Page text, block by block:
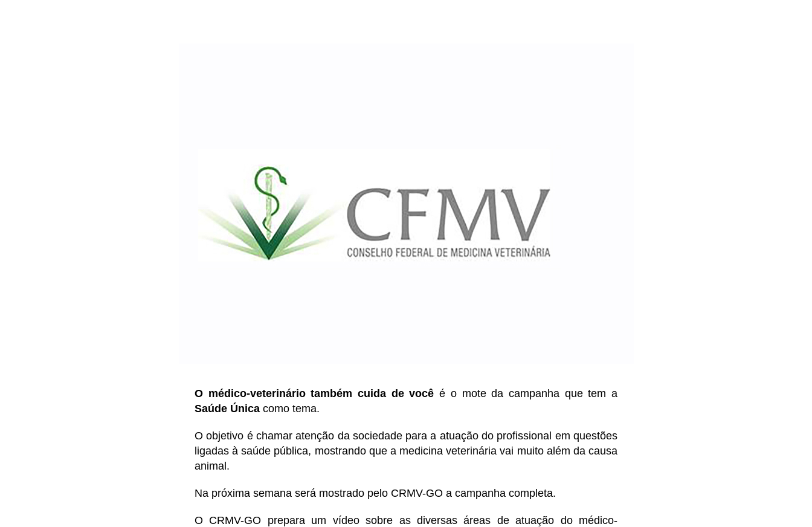
O médico-veterinário também cuida de você é o mote da campanha que tem a
Saúde Única como tema.
O objetivo é chamar atenção da sociedade para a atuação do profissional em questões
ligadas à saúde pública, mostrando que a medicina veterinária vai muito além da causa
animal.
Na próxima semana será mostrado pelo CRMV-GO a campanha completa.
O CRMV-GO prepara um vídeo sobre as diversas áreas de atuação do médico-